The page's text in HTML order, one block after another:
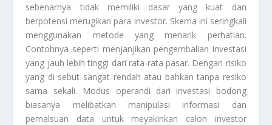
sebenarnya tidak memiliki dasar yang kuat dan
berpotensi merugikan para investor. Skema ini seringkali
menggunakan metode yang menarik perhatian.
Contohnya seperti menjanjikan pengembalian investasi
yang jauh lebih tinggi dari rata-rata pasar. Dengan risiko
yang di sebut sangat rendah atau bahkan tanpa resiko
sama sekali. Modus operandi dari investasi bodong
biasanya melibatkan manipulasi informasi dan
pemalsuan data untuk meyakinkan calon investor